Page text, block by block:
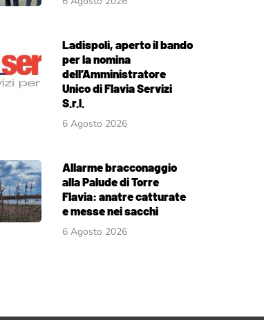
Ladispoli, aperto il bando
per la nomina
dell’Amministratore
Unico di Flavia Servizi
S.r.l.
6 Agosto 2026
Allarme bracconaggio
alla Palude di Torre
Flavia: anatre catturate
e messe nei sacchi
6 Agosto 2026